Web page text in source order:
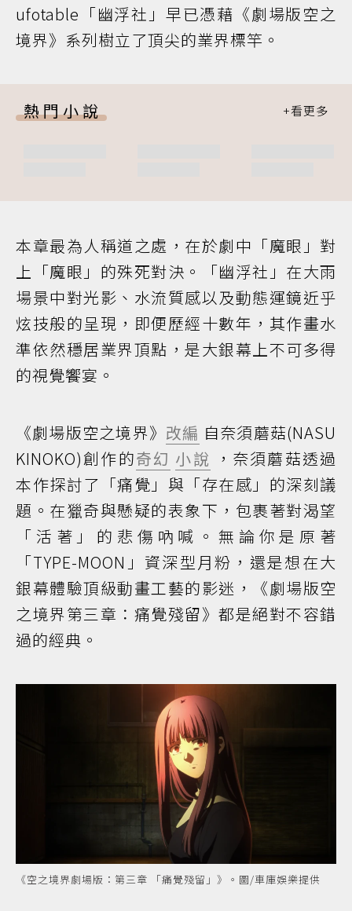
ufotable「幽浮社」早已憑藉《劇場版空之
境界》系列樹立了頂尖的業界標竿。
熱門小說
本章最為人稱道之處，在於劇中「魔眼」對
上「魔眼」的殊死對決。「幽浮社」在大雨
場景中對光影、水流質感以及動態運鏡近乎
炫技般的呈現，即便歷經十數年，其作畫水
準依然穩居業界頂點，是大銀幕上不可多得
的視覺饗宴。
《劇場版空之境界》 改編 自奈須蘑菇(NASU
KINOKO)創作的奇幻 小說 ，奈須蘑菇透過
本作探討了「痛覺」與「存在感」的深刻議
題。在獵奇與懸疑的表象下，包裹著對渴望
「活著」的悲傷吶喊。無論你是原著
「TYPE-MOON」資深型月粉，還是想在大
銀幕體驗頂級動畫工藝的影迷，《劇場版空
之境界第三章：痛覺殘留》都是絕對不容錯
過的經典。
《空之境界劇場版：第三章 「痛覺殘留」》。圖/車庫娛樂提供